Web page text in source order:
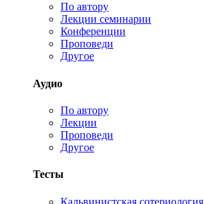
По автору
Лекции семинарии
Конференции
Проповеди
Другое
Аудио
По автору
Лекции
Проповеди
Другое
Тесты
Кальвинистская сотериология